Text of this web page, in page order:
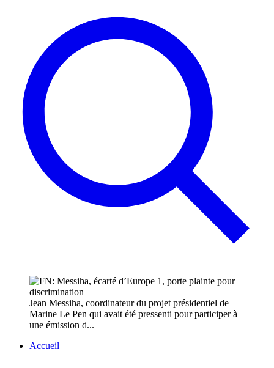
Jean Messiha, coordinateur du projet présidentiel de
Marine Le Pen qui avait été pressenti pour participer à
une émission d...
Accueil